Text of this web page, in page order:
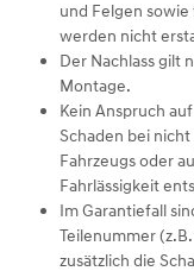
und Felgen
werden nicht
Der Nachlass gilt
Montage.
Kein Anspruch
Schaden bei
Fahrzeugs oder
Fahrlässigkeit
Im Garantiefall
Teilenummer
zusätzlich die